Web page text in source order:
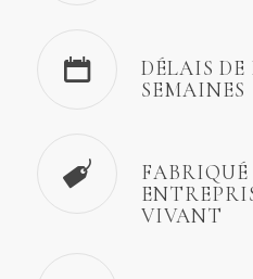
DÉLAIS
SEMAINES
VIVANT